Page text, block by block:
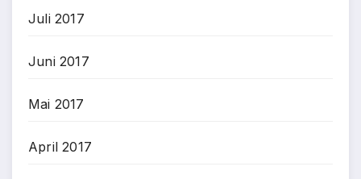
Juli 2017
Juni 2017
Mai 2017
April 2017